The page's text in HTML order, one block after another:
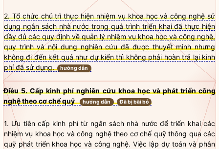
2. Tổ chức chủ trì thực hiện nhiệm vụ khoa học và công nghệ sử
dụng ngân sách nhà nước trong quá trình triển khai đã thực hiện
đầy đủ các quy định về quản lý nhiệm vụ khoa học và công nghệ,
quy trình và nội dung nghiên cứu đã được thuyết minh nhưng
không đi đến kết quả như dự kiến thì không phải hoàn trả lại kinh
phí đã sử dụng.
hướng dẫn
Điều 5. Cấp kinh phí nghiên cứu khoa học và phát triển công
nghệ theo cơ chế quỹ
hướng dẫn Đã bị bãi bỏ
1. Ưu tiên cấp kinh phí từ ngân sách nhà nước để triển khai các
nhiệm vụ khoa học và công nghệ theo cơ chế quỹ thông qua các
quỹ phát triển khoa học và công nghệ. Việc lập dự toán và phân